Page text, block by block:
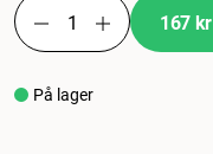
167 kr
På lager